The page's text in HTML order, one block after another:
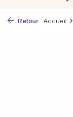
Retour Accueil